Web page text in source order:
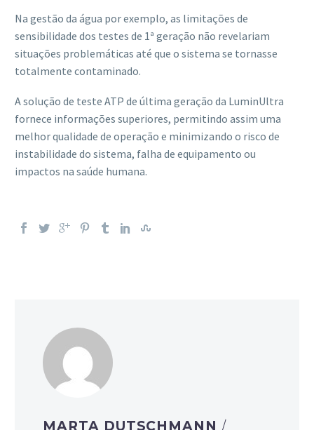
Na gestão da água por exemplo, as limitações de
sensibilidade dos testes de 1ª geração não revelariam
situações problemáticas até que o sistema se tornasse
totalmente contaminado.
A solução de teste ATP de última geração da LuminUltra
fornece informações superiores, permitindo assim uma
melhor qualidade de operação e minimizando o risco de
instabilidade do sistema, falha de equipamento ou
impactos na saúde humana.
MARTA DUTSCHMANN /